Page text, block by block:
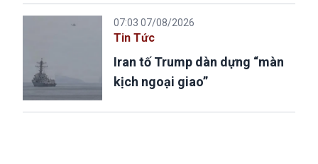
07:03 07/08/2026
Tin Tức
Iran tố Trump dàn dựng “màn
kịch ngoại giao”